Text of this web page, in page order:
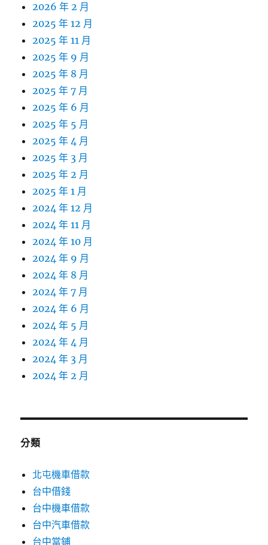
2026 年 2 月
2025 年 12 月
2025 年 11 月
2025 年 9 月
2025 年 8 月
2025 年 7 月
2025 年 6 月
2025 年 5 月
2025 年 4 月
2025 年 3 月
2025 年 2 月
2025 年 1 月
2024 年 12 月
2024 年 11 月
2024 年 10 月
2024 年 9 月
2024 年 8 月
2024 年 7 月
2024 年 6 月
2024 年 5 月
2024 年 4 月
2024 年 3 月
2024 年 2 月
分類
北屯機車借款
台中借錢
台中機車借款
台中汽車借款
台中當鋪